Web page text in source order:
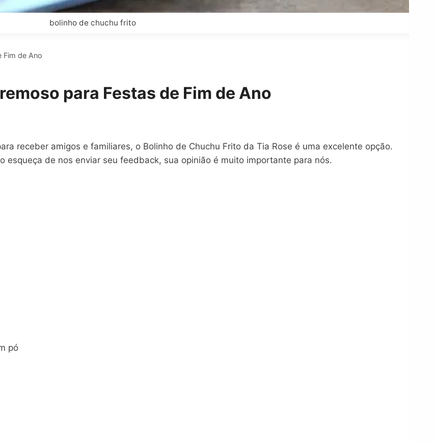
bolinho de chuchu frito
Fim de Ano
para Festas de Fim de Ano
receber amigos e familiares, o Bolinho de Chuchu Frito da Tia Rose é uma excelente opção.
esqueça de nos enviar seu feedback, sua opinião é muito importante para nós.
pó